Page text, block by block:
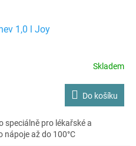
1,0 l Joy
Skladem
Do košíku
speciálně pro lékařské a
nápoje až do 100°C